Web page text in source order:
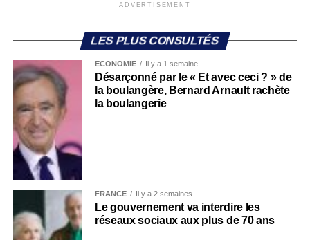
ADVERTISEMENT
LES PLUS CONSULTÉS
ECONOMIE Il y a 1 semaine
Désarçonné par le « Et avec ceci ? » de
la boulangère, Bernard Arnault rachète
la boulangerie
FRANCE Il y a 2 semaines
Le gouvernement va interdire les
réseaux sociaux aux plus de 70 ans